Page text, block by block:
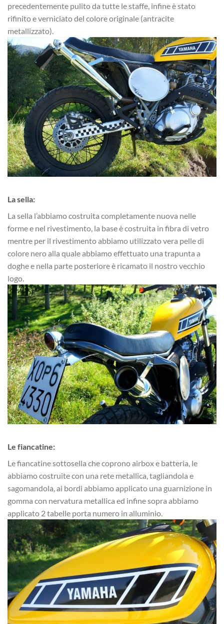
precedentemente pulito da tutte le staffe, infine è stato
rifinito e verniciato del colore originale (antracite
metallizzato).
La sella:
La sella l’abbiamo costruita completamente nuova nelle
forme e nel rivestimento, la base è costruita in fibra di vetro
mentre per il rivestimento abbiamo utilizzato vera pelle di
colore nero alla quale abbiamo effettuato una trapunta a
doghe e nella parte posteriore è ricamato il nostro vecchio
logo.
Le fiancatine:
Le fiancatine sottosella che coprono airbox e batteria, le
abbiamo costruite con una rete metallica, tagliandola e
sagomandola, ai bordi abbiamo applicato una guarnizione in
gomma con nervatura metallica ed infine sopra abbiamo
applicato 2 tabelle porta numero in alluminio.